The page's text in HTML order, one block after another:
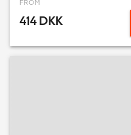
FROM
414 DKK